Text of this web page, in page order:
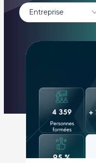
Entreprise
BURGER KING